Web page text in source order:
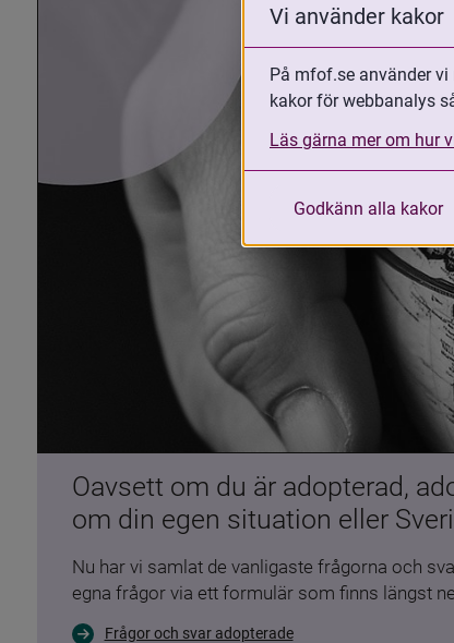
Oavsett om du är adopterad,
om din egen situation eller
Nu har vi samlat de vanligaste frågorna och
egna frågor via ett formulär som finns längst
Frågor och svar adopterade
Vi använder kakor
På mfof.se använder
kakor för webbanalys
Läs gärna mer om hur
Godkänn alla kakor